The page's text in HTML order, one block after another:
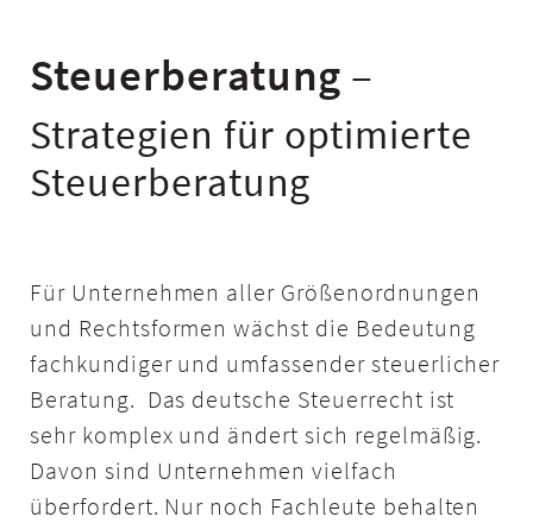
Steuerberatung –
Strategien für optimierte
Steuerberatung
Für Unternehmen aller Größenordnungen
und Rechtsformen wächst die Bedeutung
fachkundiger und umfassender steuerlicher
Beratung. Das deutsche Steuerrecht ist
sehr komplex und ändert sich regelmäßig.
Davon sind Unternehmen vielfach
überfordert. Nur noch Fachleute behalten